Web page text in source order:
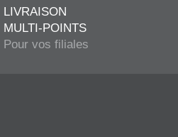
LIVRAISON
MULTI-POINTS
Pour vos filiales